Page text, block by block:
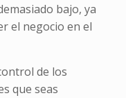
bajo, ya
el negocio en el
de los
que seas